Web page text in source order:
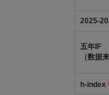
2025-
五年IF
（数据
h-index